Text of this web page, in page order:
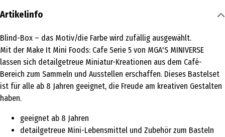
Artikelinfo
Blind-Box – das Motiv/die Farbe wird zufällig ausgewählt.
Mit der Make It Mini Foods: Cafe Serie 5 von MGA'S MINIVERSE
lassen sich detailgetreue Miniatur-Kreationen aus dem Café-
Bereich zum Sammeln und Ausstellen erschaffen. Dieses Bastelset
ist für alle ab 8 Jahren geeignet, die Freude am kreativen Gestalten
haben.
geeignet ab 8 Jahren
detailgetreue Mini-Lebensmittel und Zubehör zum Basteln